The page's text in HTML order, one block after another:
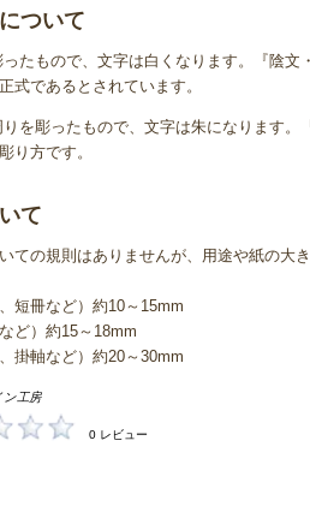
ついて
たもので、文字は白くなります。『陰
式であるとされています。
を彫ったもので、文字は朱になります
り方です。
て
ての規則はありませんが、用途や紙の大
短冊など）約10～15mm
ど）約15～18mm
掛軸など）約20～30mm
ン工房
0 レビュー